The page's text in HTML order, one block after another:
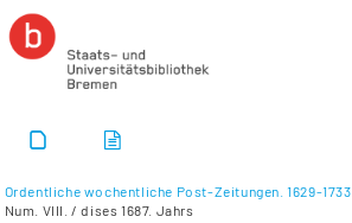
Ordentliche wochentliche Post-Zeitungen. 1629-1733
Num. VIII. / dises 1687. Jahrs